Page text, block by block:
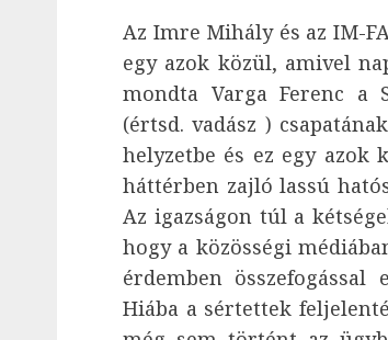
Az Imre Mihály és az IM-
egy azok közül, amivel
mondta Varga Ferenc a
(értsd. vadász )
helyzetbe és ez egy azok
háttérben zajló lassú
Az igazságon túl a
hogy a közösségi
érdemben
Hiába a sértettek